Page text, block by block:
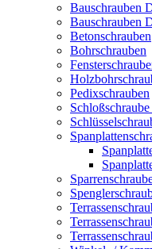
Bauschrauben
Bauschrauben
Betonschrauben
Bohrschrauben
Pedixschrauben